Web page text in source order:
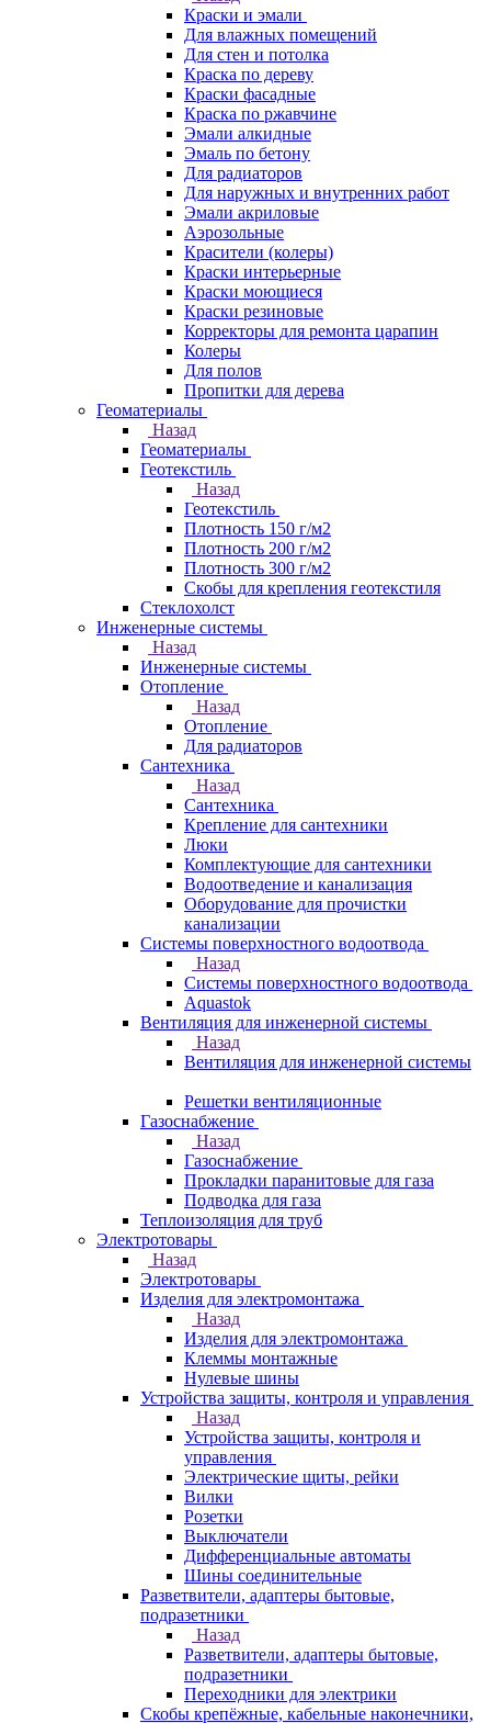
Краски и эмали
Для влажных помещений
Для стен и потолка
Краска по дереву
Краски фасадные
Краска по ржавчине
Эмали алкидные
Эмаль по бетону
Для радиаторов
Для наружных и внутренних работ
Эмали акриловые
Аэрозольные
Красители (колеры)
Краски интерьерные
Краски моющиеся
Краски резиновые
Корректоры для ремонта царапин
Колеры
Для полов
Пропитки для дерева
Геоматериалы
Назад
Геоматериалы
Геотекстиль
Назад
Геотекстиль
Плотность 150 г/м2
Плотность 200 г/м2
Плотность 300 г/м2
Скобы для крепления геотекстиля
Стеклохолст
Инженерные системы
Назад
Инженерные системы
Отопление
Назад
Отопление
Для радиаторов
Сантехника
Назад
Сантехника
Крепление для сантехники
Люки
Комплектующие для сантехники
Водоотведение и канализация
Оборудование для прочистки
канализации
Системы поверхностного водоотвода
Назад
Системы поверхностного водоотвода
Aquastok
Вентиляция для инженерной системы
Назад
Вентиляция для инженерной системы
Решетки вентиляционные
Газоснабжение
Назад
Газоснабжение
Прокладки паранитовые для газа
Подводка для газа
Теплоизоляция для труб
Электротовары
Назад
Электротовары
Изделия для электромонтажа
Назад
Изделия для электромонтажа
Клеммы монтажные
Нулевые шины
Устройства защиты, контроля и управления
Назад
Устройства защиты, контроля и
управления
Электрические щиты, рейки
Вилки
Розетки
Выключатели
Дифференциальные автоматы
Шины соединительные
Разветвители, адаптеры бытовые,
подразетники
Назад
Разветвители, адаптеры бытовые,
подразетники
Переходники для электрики
Скобы крепёжные, кабельные наконечники,